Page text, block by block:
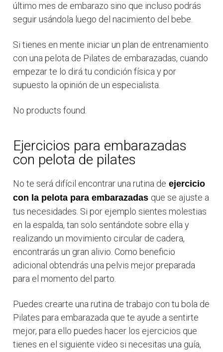
último mes de embarazo sino que incluso podrás
seguir usándola luego del nacimiento del bebe.
Si tienes en mente iniciar un plan de entrenamiento
con una pelota de Pilates de embarazadas, cuando
empezar te lo dirá tu condición física y por
supuesto la opinión de un especialista.
No products found.
Ejercicios para embarazadas
con pelota de pilates
No te será difícil encontrar una rutina de ejercicio
con la pelota para embarazadas que se ajuste a
tus necesidades. Si por ejemplo sientes molestias
en la espalda, tan solo sentándote sobre ella y
realizando un movimiento circular de cadera,
encontrarás un gran alivio. Como beneficio
adicional obtendrás una pelvis mejor preparada
para el momento del parto.
Puedes crearte una rutina de trabajo con tu bola de
Pilates para embarazada que te ayude a sentirte
mejor, para ello puedes hacer los ejercicios que
tienes en el siguiente video si necesitas una guía,